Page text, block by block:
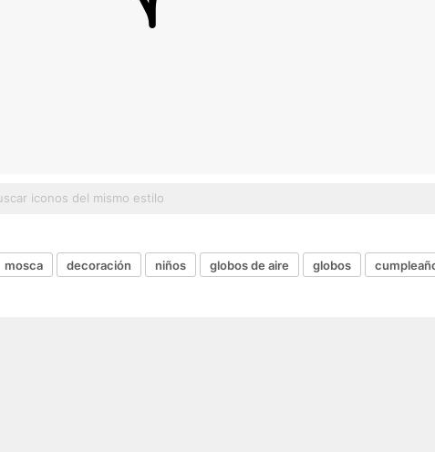
mosca decoración niños globos de aire globos